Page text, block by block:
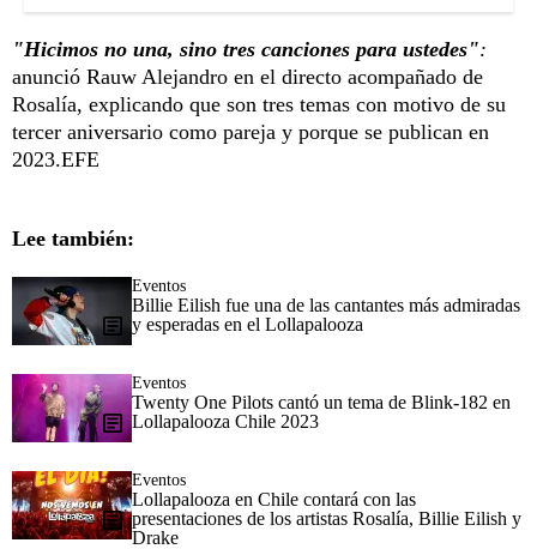
"Hicimos no una, sino tres canciones para ustedes":
anunció Rauw Alejandro en el directo acompañado de
Rosalía, explicando que son tres temas con motivo de su
tercer aniversario como pareja y porque se publican en
2023.EFE
Lee también:
Eventos
Billie Eilish fue una de las cantantes más admiradas
y esperadas en el Lollapalooza
Eventos
Twenty One Pilots cantó un tema de Blink-182 en
Lollapalooza Chile 2023
Eventos
Lollapalooza en Chile contará con las
presentaciones de los artistas Rosalía, Billie Eilish y
Drake